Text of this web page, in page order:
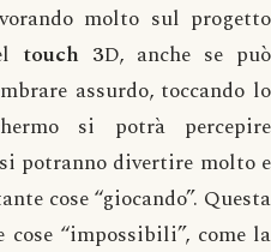
molto sul progetto
touch 3D, anche se può
assurdo, toccando lo
si potrà percepire
potranno divertire molto e
cose “giocando”. Questa
“impossibili”, come la